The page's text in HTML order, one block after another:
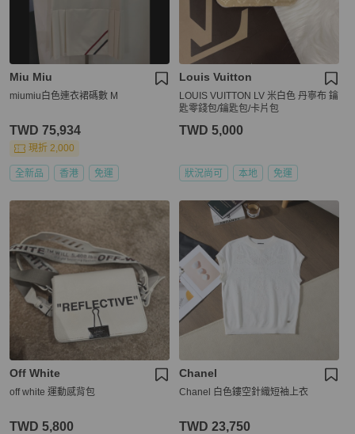
Miu Miu
miumiu白色連衣裙碼數 M
TWD 75,934
現折 2,000
全新品 香港 免運
Louis Vuitton
LOUIS VUITTON LV 米白色 丹寧布 鑰
匙零錢包/鑰匙包/卡片包
TWD 5,000
狀況尚可 本地 免運
Off White
off white 運動感背包
TWD 5,800
Chanel
Chanel 白色鏤空針織短袖上衣
TWD 23,750